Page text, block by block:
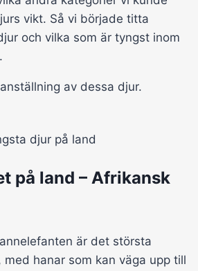
vikt. Så vi började titta
och vilka som är tyngst inom
av dessa djur.
på land – Afrikansk
är det största
hanar som kan väga upp till